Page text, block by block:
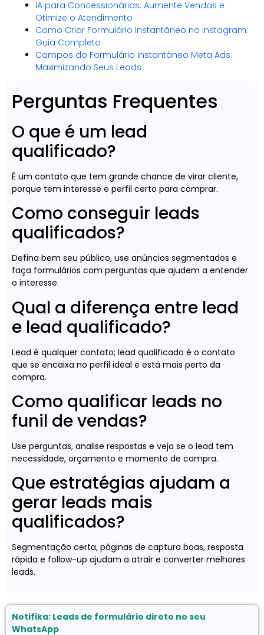
IA para Concessionárias: Aumente Vendas e
Otimize o Atendimento
Como Criar Formulário Instantâneo no Instagram:
Guia Completo
Campos do Formulário Instantâneo Meta Ads:
Maximizando Seus Leads
Perguntas Frequentes
O que é um lead
qualificado?
É um contato que tem grande chance de virar cliente,
porque tem interesse e perfil certo para comprar.
Como conseguir leads
qualificados?
Defina bem seu público, use anúncios segmentados e
faça formulários com perguntas que ajudem a entender
o interesse.
Qual a diferença entre lead
e lead qualificado?
Lead é qualquer contato; lead qualificado é o contato
que se encaixa no perfil ideal e está mais perto da
compra.
Como qualificar leads no
funil de vendas?
Use perguntas, analise respostas e veja se o lead tem
necessidade, orçamento e momento de compra.
Que estratégias ajudam a
gerar leads mais
qualificados?
Segmentação certa, páginas de captura boas, resposta
rápida e follow-up ajudam a atrair e converter melhores
leads.
Notifika: Leads de formulário direto no seu
WhatsApp